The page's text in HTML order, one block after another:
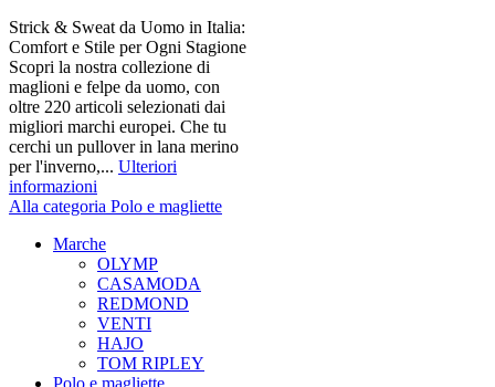
Strick & Sweat da Uomo in Italia:
Comfort e Stile per Ogni Stagione
Scopri la nostra collezione di
maglioni e felpe da uomo, con
oltre 220 articoli selezionati dai
migliori marchi europei. Che tu
cerchi un pullover in lana merino
per l'inverno,... Ulteriori
informazioni
Alla categoria Polo e magliette
Marche
OLYMP
CASAMODA
REDMOND
VENTI
HAJO
TOM RIPLEY
Polo e magliette